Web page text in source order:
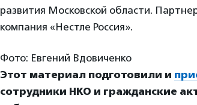
развития Московской области.
компания «Нестле Россия».
Фото: Евгений Вдовиченко
Этот материал подготовили и
сотрудники НКО и гражданские